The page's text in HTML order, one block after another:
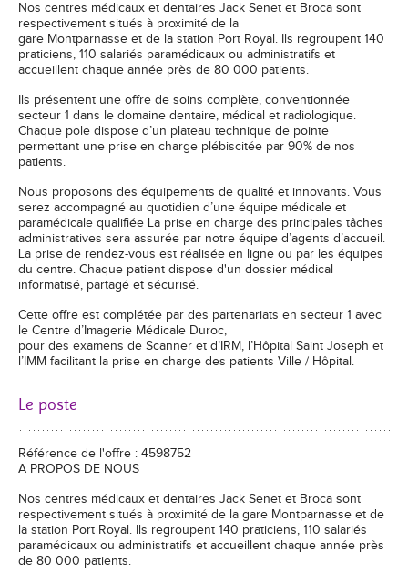
Nos centres médicaux et dentaires Jack Senet et Broca sont
respectivement situés à proximité de la
gare Montparnasse et de la station Port Royal. Ils regroupent 140
praticiens, 110 salariés paramédicaux ou administratifs et
accueillent chaque année près de 80 000 patients.
Ils présentent une offre de soins complète, conventionnée
secteur 1 dans le domaine dentaire, médical et radiologique.
Chaque pole dispose d’un plateau technique de pointe
permettant une prise en charge plébiscitée par 90% de nos
patients.
Nous proposons des équipements de qualité et innovants. Vous
serez accompagné au quotidien d’une équipe médicale et
paramédicale qualifiée La prise en charge des principales tâches
administratives sera assurée par notre équipe d’agents d’accueil.
La prise de rendez-vous est réalisée en ligne ou par les équipes
du centre. Chaque patient dispose d'un dossier médical
informatisé, partagé et sécurisé.
Cette offre est complétée par des partenariats en secteur 1 avec
le Centre d’Imagerie Médicale Duroc,
pour des examens de Scanner et d’IRM, l’Hôpital Saint Joseph et
l’IMM facilitant la prise en charge des patients Ville / Hôpital.
Le poste
Référence de l'offre : 4598752
A PROPOS DE NOUS
Nos centres médicaux et dentaires Jack Senet et Broca sont
respectivement situés à proximité de la gare Montparnasse et de
la station Port Royal. Ils regroupent 140 praticiens, 110 salariés
paramédicaux ou administratifs et accueillent chaque année près
de 80 000 patients.